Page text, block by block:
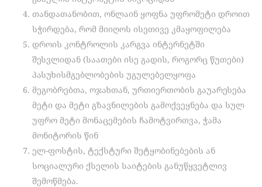
თანდათანობით, ონლაინ ყოფნა უფრომეტი დროით
სჭირდება, რომ მიიღოს ისეთივე კმაყოფილება
დროის კონტროლის კარგვა ინტერნეტში
შესვლიდან (საათები ისე გადის, როგორც წუთები)
პასუხისმგებლობების უგულებელყოფა
მეგობრებთა, ოჯახთან, ურთიერთობის გაუარესება
მეტი და მეტი გზავნილების გამოქვეყნება და სულ
უფრო მეტი მონაცემების ჩამოტვირთვა, ჭამა
მონიტორის წინ
ელ-ფოსტის, ტექსტური შეტყობინებების ან
სოციალური ქსელის საიტების განუწყვეტლივ
შემოწმება.